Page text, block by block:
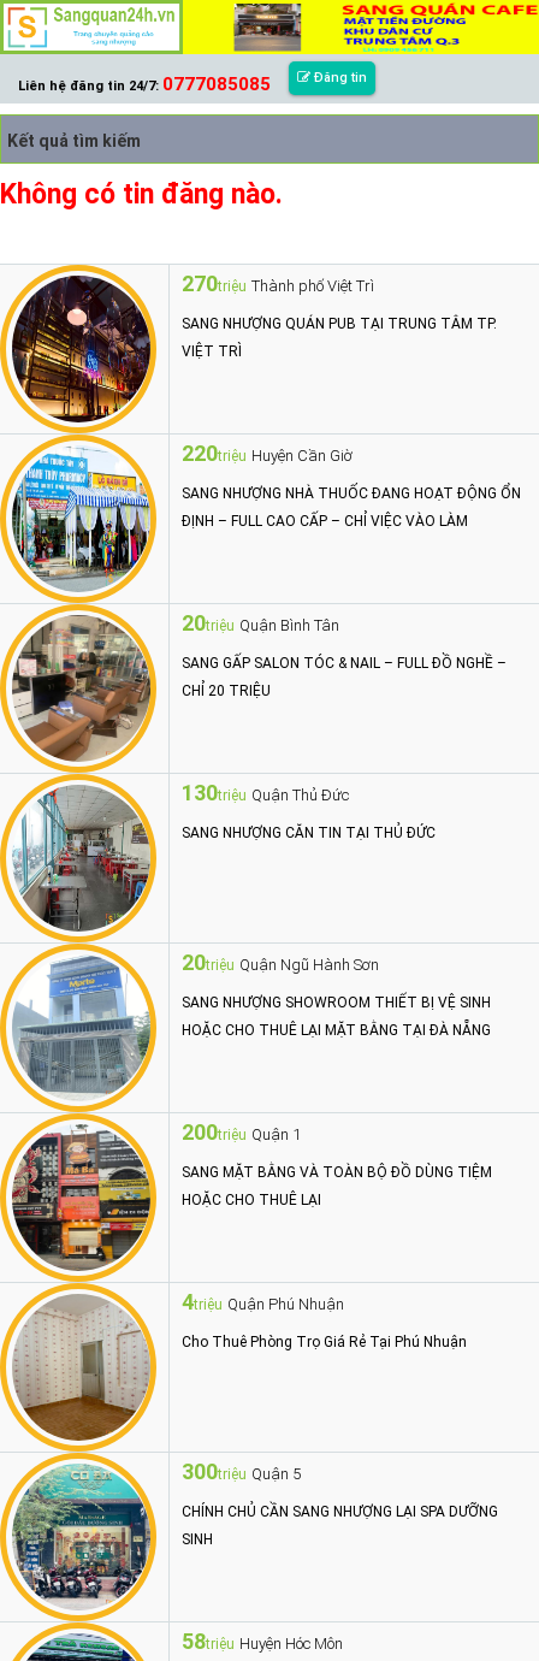
Liên hệ đăng tin 24/7: 0777085085 Đăng tin
Kết quả tìm kiếm
Không có tin đăng nào.
270triệu Thành phố Việt Trì
SANG NHƯỢNG QUÁN PUB TẠI TRUNG TÂM TP.
VIỆT TRÌ
220triệu Huyện Cần Giờ
SANG NHƯỢNG NHÀ THUỐC ĐANG HOẠT ĐỘNG ỔN
ĐỊNH – FULL CAO CẤP – CHỈ VIỆC VÀO LÀM
20triệu Quận Bình Tân
SANG GẤP SALON TÓC & NAIL – FULL ĐỒ NGHỀ –
CHỈ 20 TRIỆU
130triệu Quận Thủ Đức
SANG NHƯỢNG CĂN TIN TẠI THỦ ĐỨC
20triệu Quận Ngũ Hành Sơn
SANG NHƯỢNG SHOWROOM THIẾT BỊ VỆ SINH
HOẶC CHO THUÊ LẠI MẶT BẰNG TẠI ĐÀ NẴNG
200triệu Quận 1
SANG MẶT BẰNG VÀ TOÀN BỘ ĐỒ DÙNG TIỆM
HOẶC CHO THUÊ LẠI
4triệu Quận Phú Nhuận
Cho Thuê Phòng Trọ Giá Rẻ Tại Phú Nhuận
300triệu Quận 5
CHÍNH CHỦ CẦN SANG NHƯỢNG LẠI SPA DƯỠNG
SINH
58triệu Huyện Hóc Môn